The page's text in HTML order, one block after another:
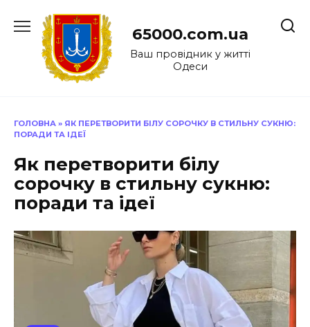
до
65000.com.ua
Ваш провідник у житті
Одеси
ГОЛОВНА » ЯК ПЕРЕТВОРИТИ БІЛУ СОРОЧКУ В СТИЛЬНУ СУКНЮ:
ПОРАДИ ТА ІДЕЇ
Як перетворити білу
сорочку в стильну сукню:
поради та ідеї